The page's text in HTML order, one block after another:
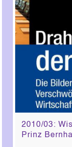
2010/03:
Prinz